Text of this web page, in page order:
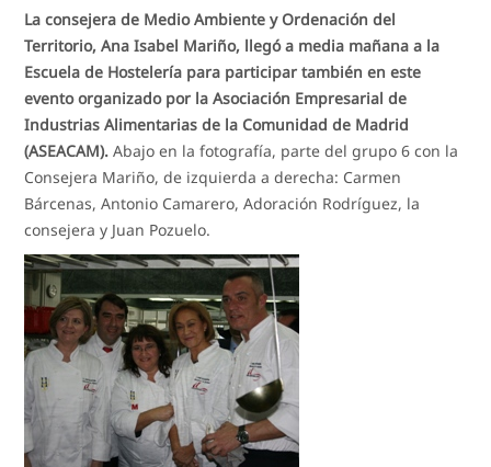
La consejera de Medio Ambiente y Ordenación del
Territorio, Ana Isabel Mariño, llegó a media mañana a la
Escuela de Hostelería para participar también en este
evento organizado por la Asociación Empresarial de
Industrias Alimentarias de la Comunidad de Madrid
(ASEACAM). Abajo en la fotografía, parte del grupo 6 con la
Consejera Mariño, de izquierda a derecha: Carmen
Bárcenas, Antonio Camarero, Adoración Rodríguez, la
consejera y Juan Pozuelo.